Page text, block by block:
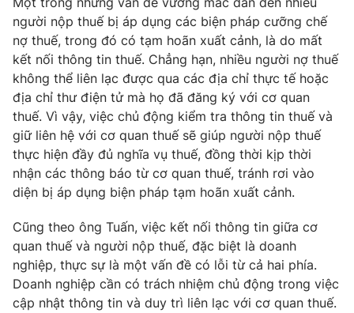
người nộp thuế bị áp dụng các biện pháp cưỡng chế
nợ thuế, trong đó có tạm hoãn xuất cảnh, là do mất
kết nối thông tin thuế. Chẳng hạn, nhiều người nợ thuế
không thể liên lạc được qua các địa chỉ thực tế hoặc
địa chỉ thư điện tử mà họ đã đăng ký với cơ quan
thuế. Vì vậy, việc chủ động kiểm tra thông tin thuế và
giữ liên hệ với cơ quan thuế sẽ giúp người nộp thuế
thực hiện đầy đủ nghĩa vụ thuế, đồng thời kịp thời
nhận các thông báo từ cơ quan thuế, tránh rơi vào
diện bị áp dụng biện pháp tạm hoãn xuất cảnh.
Cũng theo ông Tuấn, việc kết nối thông tin giữa cơ
quan thuế và người nộp thuế, đặc biệt là doanh
nghiệp, thực sự là một vấn đề có lỗi từ cả hai phía.
Doanh nghiệp cần có trách nhiệm chủ động trong việc
cập nhật thông tin và duy trì liên lạc với cơ quan thuế.